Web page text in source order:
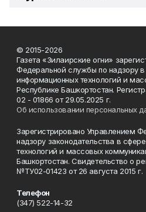
© 2015-2026
Газета «Зилаирские огни»
Федеральной службы по надзору
информационных технологий и
Республике Башкортостан.
02 - 01866 от 29.05.2025 г.
Об использовании персональных
Зарегистрировано Управлением
надзору законодательства в
технологий и массовых
Башкортостан. Свидетельство о
№ТУ02-01423 от 26 августа 2015 г.
Телефон
(347) 522-14-32